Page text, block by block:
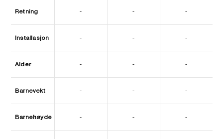
Retning - - -
Installasjon - - -
Alder - - -
Barnevekt - - -
Barnehøyde - - -